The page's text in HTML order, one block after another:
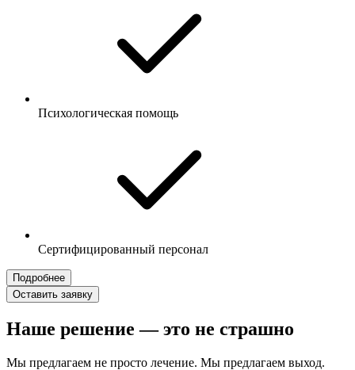
Психологическая помощь
Сертифицированный персонал
Подробнее
Оставить заявку
Наше решение — это не страшно
Мы предлагаем не просто лечение. Мы предлагаем выход.